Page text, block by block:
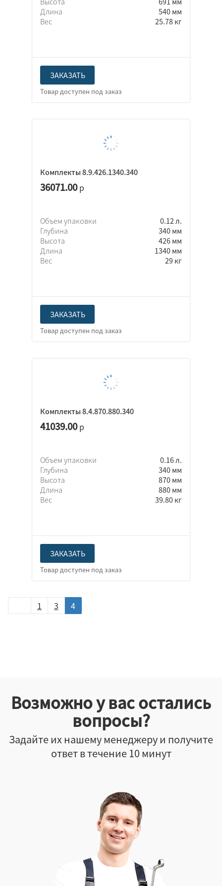
Длина
540 мм
Вес
25.78 кг
ЗАКАЗАТЬ
Комплекты 8.9.426.1340.340
36071.00р
Объем упаковки
0.12 л.
Глубина
340 мм
Высота
426 мм
Длина
1340 мм
Вес
29 кг
ЗАКАЗАТЬ
Комплекты 8.4.870.880.340
41039.00р
Объем упаковки
0.16 л.
Глубина
340 мм
Высота
870 мм
Длина
880 мм
Вес
39.80 кг
ЗАКАЗАТЬ
1 3 4
Возможно у вас остались
вопросы?
Задайте их нашему менеджеру и получите
ответ в течение 10 минут